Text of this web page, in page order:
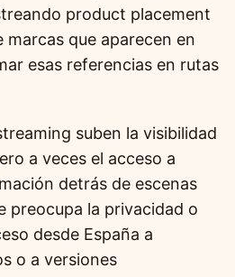
product placement
marcas que aparecen en
esas referencias en rutas
suben la visibilidad
a veces el acceso a
detrás de escenas
preocupa la privacidad o
desde España a
o a versiones